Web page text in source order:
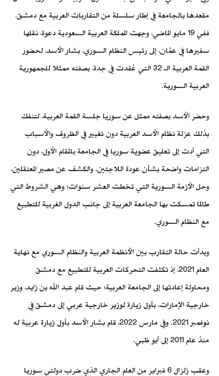
مقعدها بالجامعة في إطار سلسلة من التقاربات العربية مع دمشق.
ففي 19 مايو الماضي، وجهت المملكة العربية السعودية دعوة، نقلها
سفيرها في عمَّان، إلى رئيس النظام السوري، بشار الأسد، لحضور
القمة العربية الـ 32 التي عُقدت في جدة، بصفته ممثلا للجمهورية
العربية السورية.
وحضر الأسد بصفته ممثل عن سوريا جلسة القمة العربية، لتنفك
بذلك عزلة نظام الأسد العربية دون تغيير في الظروف والأسباب
التي أدت إلى تعليق عضوية سوريا في الجامعة بالمقام الأول، دون
التزامات واضحة بشأن عودة اللاجئين، والكشف عن مصير المعتقلين،
وحل الأزمة السورية التي تخطت العشر سنوات؛ وهي الشروط التي
طالما تمسكت بها الجامعة العربية إلى جانب الدول الغربية للتطبيع
مع النظام السوري.
وبدأت حالة التقارب بين الأنظمة العربية والنظام السوري مع نهاية
العام 2021، إذ تكثفت التحركات العربية للتطبيع مع دمشق
ومحاولة إعادتها إلى الجامعة العربية؛ حيث قام عبد الله بن زايد، وزير
خارجية الإمارات، بأول زيارة لوزير خارجية عربي إلى دمشق في
نوفمبر 2021. وفي مارس 2022، قام بشار الأسد بأول زيارة عربية له
منذ عام 2011 إلى أبو ظبي.
وعقب زلزال 6 فبراير من العام الجاري الذي ضرب دولتي سوريا